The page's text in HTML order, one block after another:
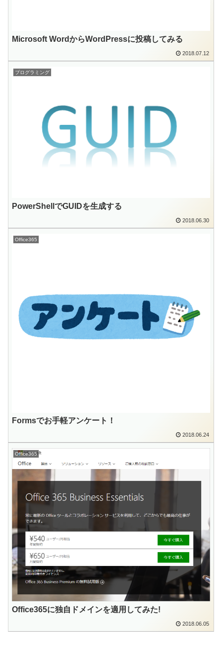
Microsoft WordからWordPressに投稿してみる
2018.07.12
プログラミング
PowerShellでGUIDを生成する
2018.06.30
Office365
Formsでお手軽アンケート！
2018.06.24
Office365
Office365に独自ドメインを適用してみた!
2018.06.05